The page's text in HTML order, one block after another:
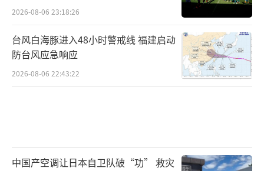
2026-08-06 23:18:26
台风白海豚进入48小时警戒线 福建启动
防台风应急响应
2026-08-06 22:43:22
中国产空调让日本自卫队破“功” 救灾